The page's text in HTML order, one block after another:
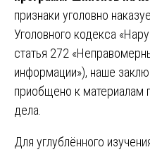
признаки уголовно
Уголовного кодекса
статья 272
информации»), наше
приобщено к материалам
дела.
Для углублённого